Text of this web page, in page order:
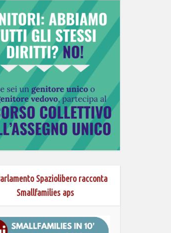
Spaziolibero racconta
Smallfamilies aps